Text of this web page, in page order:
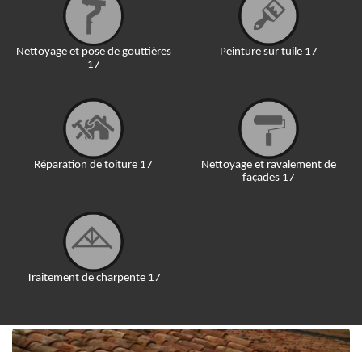
Nettoyage et pose de gouttières
17
Réparation de toiture 17
Traitement de charpente 17
Peinture sur tuile 17
Nettoyage et ravalement de
façades 17